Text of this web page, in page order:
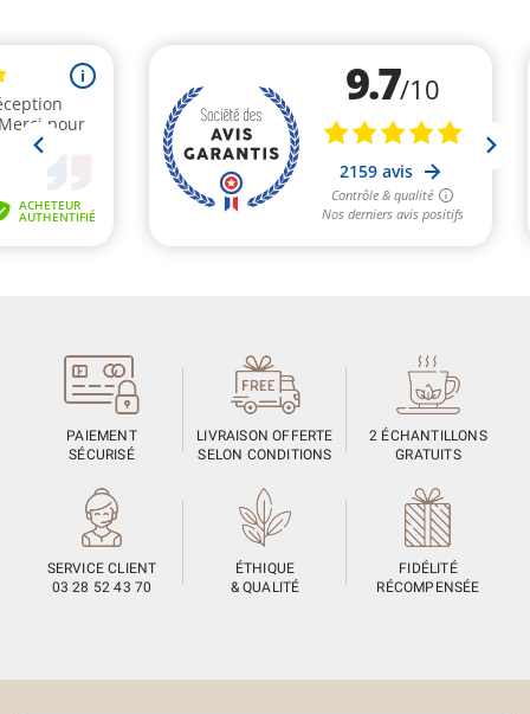
PAIEMENT
SÉCURISÉ
LIVRAISON OFFERTE
SELON CONDITIONS
2 ÉCHANTILLONS
GRATUITS
SERVICE CLIENT
03 28 52 43 70
ÉTHIQUE
& QUALITÉ
FIDÉLITÉ
RÉCOMPENSÉE